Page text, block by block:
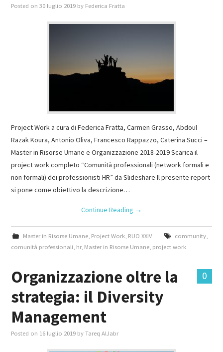
Posted on30 luglio 2019 by Federica Fratta
Project Work a cura di Federica Fratta, Carmen Grasso, Abdoul
Razak Koura, Antonio Oliva, Francesco Rappazzo, Caterina Succi –
Master in Risorse Umane e Organizzazione 2018-2019 Scarica il
project work completo “Comunità professionali (network formali e
non formali) dei professionisti HR” da Slideshare Il presente report
si pone come obiettivo la descrizione…
Continue Reading →
Master in Risorse Umane, Project Work, RUO XXIV community,
comunità professionali hr, Master in Risorse Umane project work
0
Organizzazione oltre la
strategia: il Diversity
Management
Posted on 16 luglio 2019 byTareq AlJabr